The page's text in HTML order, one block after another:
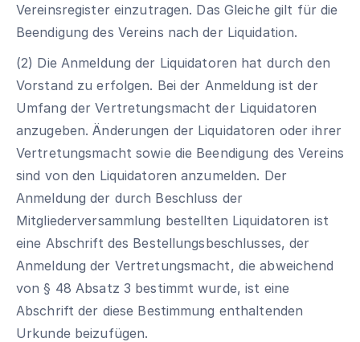
Vereinsregister einzutragen. Das Gleiche gilt für die
Beendigung des Vereins nach der Liquidation.
(2) Die Anmeldung der Liquidatoren hat durch den
Vorstand zu erfolgen. Bei der Anmeldung ist der
Umfang der Vertretungsmacht der Liquidatoren
anzugeben. Änderungen der Liquidatoren oder ihrer
Vertretungsmacht sowie die Beendigung des Vereins
sind von den Liquidatoren anzumelden. Der
Anmeldung der durch Beschluss der
Mitgliederversammlung bestellten Liquidatoren ist
eine Abschrift des Bestellungsbeschlusses, der
Anmeldung der Vertretungsmacht, die abweichend
von § 48 Absatz 3 bestimmt wurde, ist eine
Abschrift der diese Bestimmung enthaltenden
Urkunde beizufügen.